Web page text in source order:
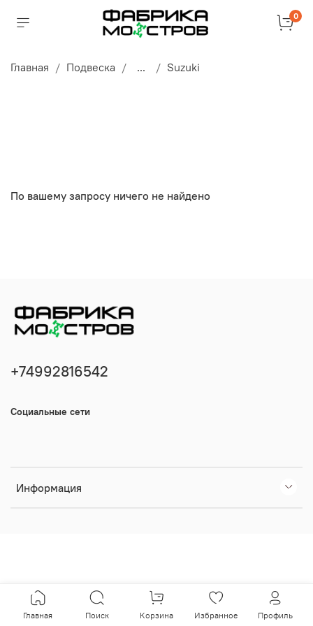
0
Главная Подвеска ... Suzuki
По вашему запросу ничего не найдено
Информация
+74992816542
Социальные сети
Главная Поиск Корзина Избранное Профиль